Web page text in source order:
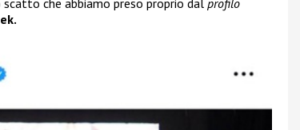
che abbiamo preso proprio dal profilo